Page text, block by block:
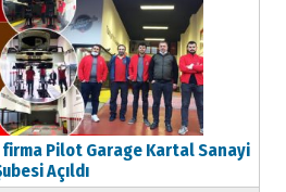
Pilot Garage Kartal Sanayi
Açıldı